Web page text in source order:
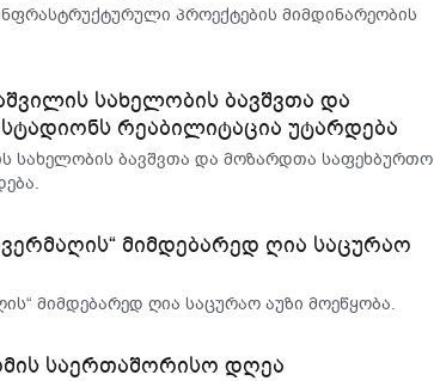
პროექტების მიმდინარეობის
სახელობის ბავშვთა და
რეაბილიტაცია უტარდება
სახელობის ბავშვთა და მოზარდთა საფეხბურთო
მიმდებარედ ღია საცურაო
მიმდებარედ ღია საცურაო აუზი მოეწყობა.
საერთაშორისო დღეა